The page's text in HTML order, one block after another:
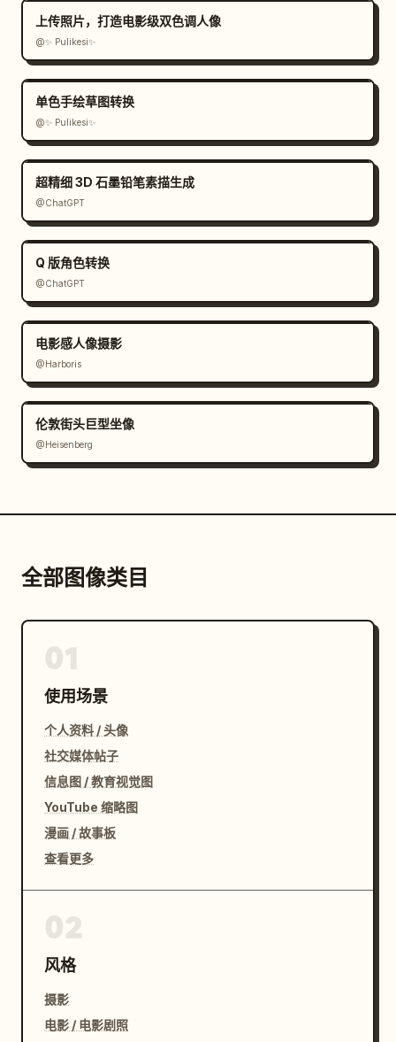
上传照片，打造电影级双色调人像
@✨ Pulikesi✨
单色手绘草图转换
@✨ Pulikesi✨
超精细 3D 石墨铅笔素描生成
@ChatGPT
Q 版角色转换
@ChatGPT
电影感人像摄影
@Harboris
伦敦街头巨型坐像
@Heisenberg
全部图像类目
使用场景
个人资料 / 头像
社交媒体帖子
信息图 / 教育视觉图
YouTube 缩略图
漫画 / 故事板
查看更多
风格
摄影
电影 / 电影剧照